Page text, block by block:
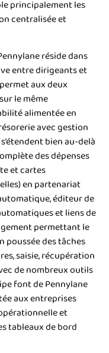
principalement les
centralisée et
réside dans
entre dirigeants et
aux deux
le même
alimentée en
avec gestion
bien au-delà
des dépenses
et cartes
en partenariat
éditeur de
et liens de
permettant le
poussée des tâches
saisie, récupération
de nombreux outils
font de Pennylane
aux entreprises
et
tableaux de bord